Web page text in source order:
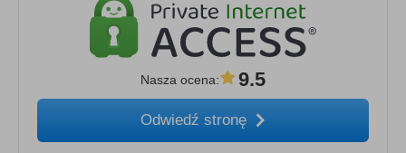
Nasza ocena: 9.5
Odwiedź stronę